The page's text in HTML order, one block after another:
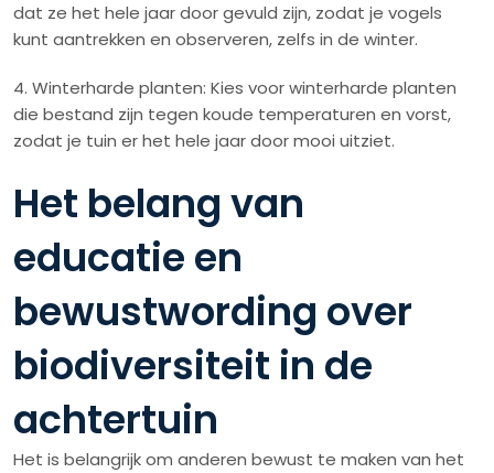
dat ze het hele jaar door gevuld zijn, zodat je vogels
kunt aantrekken en observeren, zelfs in de winter.
4. Winterharde planten: Kies voor winterharde planten
die bestand zijn tegen koude temperaturen en vorst,
zodat je tuin er het hele jaar door mooi uitziet.
Het belang van
educatie en
bewustwording over
biodiversiteit in de
achtertuin
Het is belangrijk om anderen bewust te maken van het